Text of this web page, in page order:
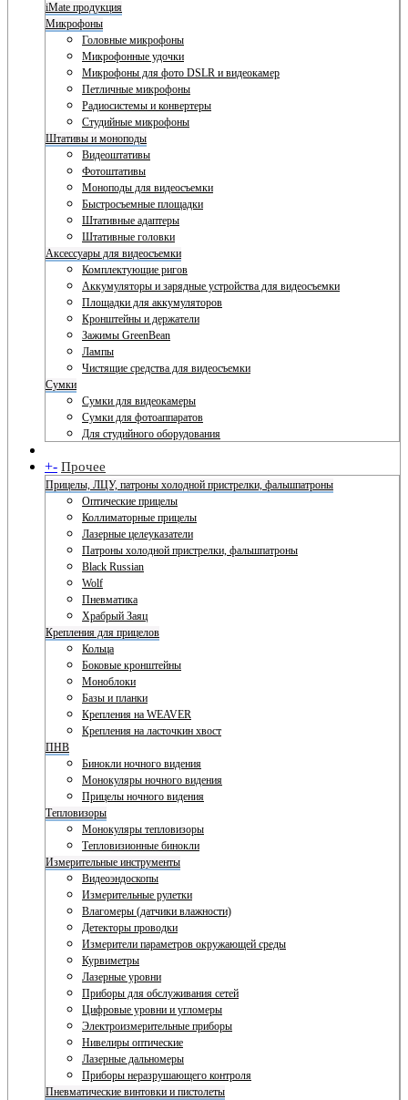
iMate продукция
Микрофоны
Головные микрофоны
Микрофонные удочки
Микрофоны для фото DSLR и видеокамер
Петличные микрофоны
Радиосистемы и конвертеры
Студийные микрофоны
Штативы и моноподы
Видеоштативы
Фотоштативы
Моноподы для видеосъемки
Быстросъемные площадки
Штативные адаптеры
Штативные головки
Аксессуары для видеосъемки
Комплектующие ригов
Аккумуляторы и зарядные устройства для видеосъемки
Площадки для аккумуляторов
Кронштейны и держатели
Зажимы GreenBean
Лампы
Чистящие средства для видеосъемки
Сумки
Сумки для видеокамеры
Сумки для фотоаппаратов
Для студийного оборудования
+- Прочее
Прицелы, ЛЦУ, патроны холодной пристрелки, фальшпатроны
Оптические прицелы
Коллиматорные прицелы
Лазерные целеуказатели
Патроны холодной пристрелки, фальшпатроны
Black Russian
Wolf
Пневматика
Храбрый Заяц
Крепления для прицелов
Кольца
Боковые кронштейны
Моноблоки
Базы и планки
Крепления на WEAVER
Крепления на ласточкин хвост
ПНВ
Бинокли ночного видения
Монокуляры ночного видения
Прицелы ночного видения
Тепловизоры
Монокуляры тепловизоры
Тепловизионные бинокли
Измерительные инструменты
Видеоэндоскопы
Измерительные рулетки
Влагомеры (датчики влажности)
Детекторы проводки
Измерители параметров окружающей среды
Курвиметры
Лазерные уровни
Приборы для обслуживания сетей
Цифровые уровни и угломеры
Электроизмерительные приборы
Нивелиры оптические
Лазерные дальномеры
Приборы неразрушающего контроля
Пневматические винтовки и пистолеты